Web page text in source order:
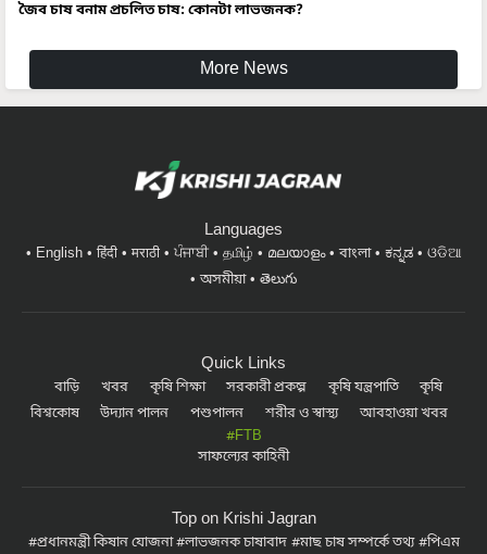
জৈব চাষ বনাম প্রচলিত চাষ: কোনটা লাভজনক?
More News
Languages
English हिंदी मराठी ਪੰਜਾਬੀ தமிழ் മലയാളം বাংলা ಕನ್ನಡ
ଓଡିଆ
অসমীয়া
తెలుగు
Quick Links
বাড়ি খবর কৃষি শিক্ষা সরকারী প্রকল্প কৃষি যন্ত্রপাতি
কৃষি
বিশ্বকোষ
উদ্যান পালন পশুপালন শরীর ও স্বাস্থ্য
আবহাওয়া খবর
#FTB
সাফল্যের কাহিনী
Top on Krishi Jagran
প্রধানমন্ত্রী কিষান যোজনা লাভজনক চাষাবাদ মাছ চাষ সম্পর্কে তথ্য
পিএম